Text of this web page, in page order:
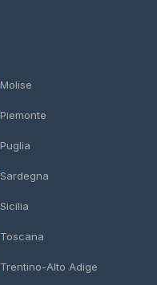
Molise
Piemonte
Puglia
Sardegna
Sicilia
Toscana
Trentino-Alto Adige